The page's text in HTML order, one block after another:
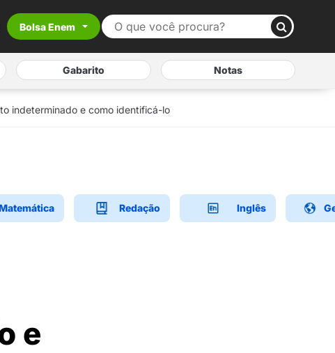
Bolsa Enem
Gabarito Notas
indeterminado e como identificá-lo
Redação Inglês
e